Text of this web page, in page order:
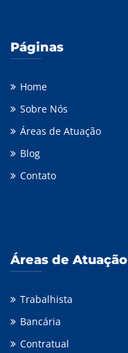
Páginas
Home
Sobre Nós
Áreas de Atuação
Blog
Contato
Áreas de Atuação
Trabalhista
Bancária
Contratual